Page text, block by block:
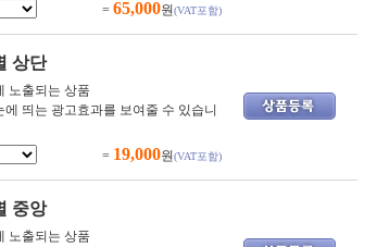
= 65,000원(VAT포함)
상단
노출되는 상품
띄는 광고효과를 보여줄 수 있습니
= 19,000원(VAT포함)
중앙
노출되는 상품